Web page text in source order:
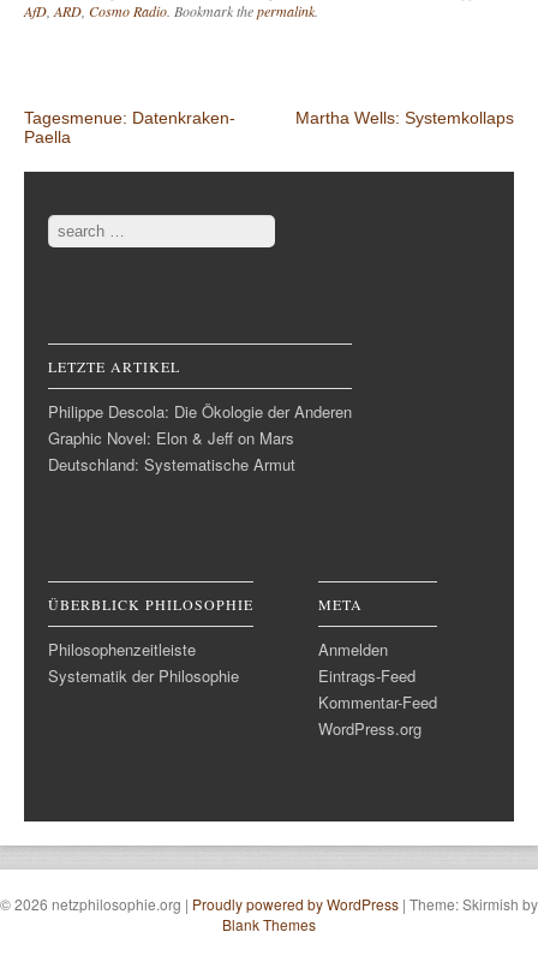
AfD,ARD, Cosmo Radio. Bookmark thepermalink.
Post navigation
Tagesmenue: Datenkraken-
Paella
Martha Wells: Systemkollaps
Search
LETZTE ARTIKEL
Philippe Descola: Die Ökologie der Anderen
Graphic Novel: Elon & Jeff on Mars
Deutschland: Systematische Armut
ÜBERBLICK PHILOSOPHIE
Philosophenzeitleiste
Systematik der Philosophie
META
Anmelden
Eintrags-Feed
Kommentar-Feed
WordPress.org
© 2026 netzphilosophie.org | Proudly powered by WordPress | Theme: Skirmish by
Blank Themes